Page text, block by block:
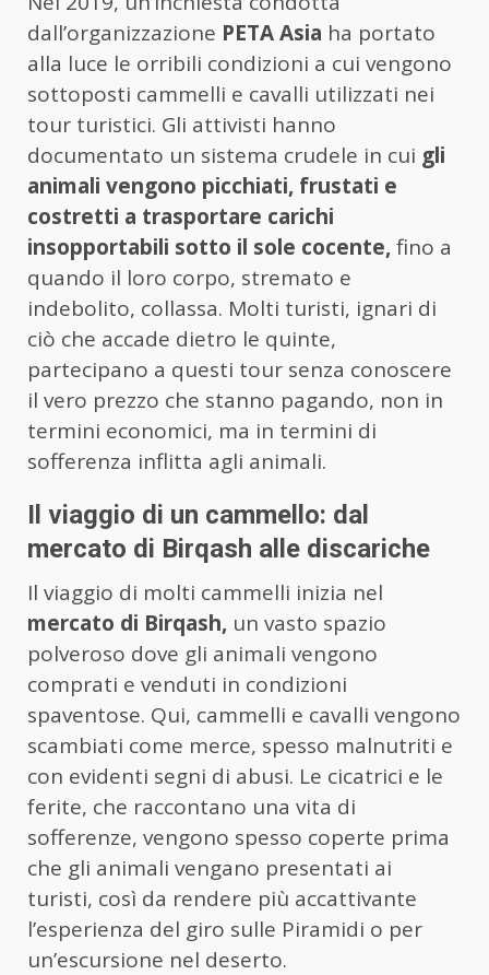
dall’organizzazione PETA Asia ha portato
alla luce le orribili condizioni a cui vengono
sottoposti cammelli e cavalli utilizzati nei
tour turistici. Gli attivisti hanno
documentato un sistema crudele in cui gli
animali vengono picchiati, frustati e
costretti a trasportare carichi
insopportabili sotto il sole cocente,fino a
quando il loro corpo, stremato e
indebolito, collassa. Molti turisti, ignari di
ciò che accade dietro le quinte,
partecipano a questi tour senza conoscere
il vero prezzo che stanno pagando, non in
termini economici, ma in termini di
sofferenza inflitta agli animali.
Il viaggio di un cammello: dal
mercato di Birqash alle discariche
Il viaggio di molti cammelli inizia nel
mercato di Birqash, un vasto spazio
polveroso dove gli animali vengono
comprati e venduti in condizioni
spaventose. Qui, cammelli e cavalli vengono
scambiati come merce, spesso malnutriti e
con evidenti segni di abusi. Le cicatrici e le
ferite, che raccontano una vita di
sofferenze, vengono spesso coperte prima
che gli animali vengano presentati ai
turisti, così da rendere più accattivante
l’esperienza del giro sulle Piramidi o per
un’escursione nel deserto.